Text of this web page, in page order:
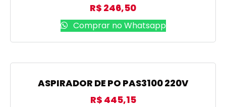
R$ 246,50
Comprar no Whatsapp
ASPIRADOR DE PO PAS3100 220V
R$ 445,15